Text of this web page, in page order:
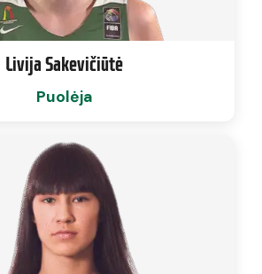
Livija Sakevičiūtė
Puolėja